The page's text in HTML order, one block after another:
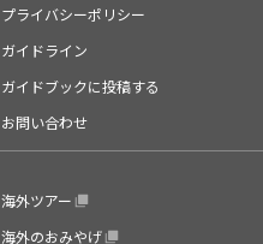
プライバシーポリシー
ガイドライン
ガイドブックに投稿する
お問い合わせ
海外ツアー
海外のおみやげ